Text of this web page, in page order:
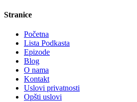
Stranice
Početna
Lista Podkasta
Epizode
Blog
O nama
Kontakt
Uslovi privatnosti
Opšti uslovi